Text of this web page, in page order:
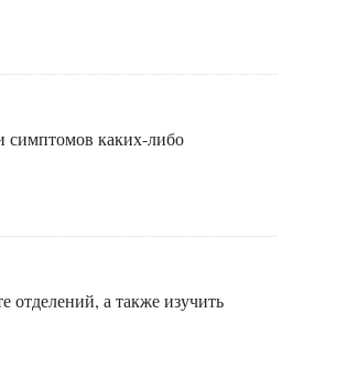
симптомов каких-либо
отделений, а также изучить